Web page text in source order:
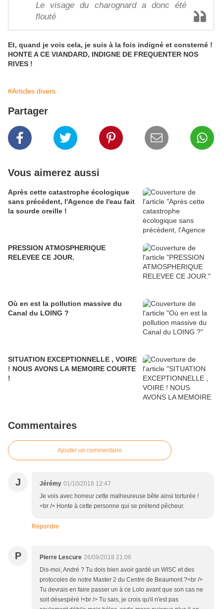
Le visage du charognard a donc été
flouté
Et, quand je vois cela, je suis à la fois indigné et consterné !
HONTE A CE VIANDARD, INDIGNE DE FREQUENTER NOS
RIVES !
#Articles divers
Partager
Vous aimerez aussi
Après cette catastrophe écologique
sans précédent, l'Agence de l'eau fait
la sourde oreille !
PRESSION ATMOSPHERIQUE
RELEVEE CE JOUR.
Où en est la pollution massive du
Canal du LOING ?
SITUATION EXCEPTIONNELLE , VOIRE
! NOUS AVONS LA MEMOIRE COURTE
!
Commentaires
Ajouter un commentaire
J Jérémy 01/10/2018 12:47
Je vois avec horreur cette malheureuse bête ainsi torturée !
<br /> Honte à cette personne qui se prétend pêcheur.
Répondre
P Pierre Lescure 26/09/2018 21:06
Dis-moi, André ? Tu dois bien avoir gardé un WISC et des
protocoles de notre Master 2 du Centre de Beaumont ?<br />
Tu devrais en faire passer un à ce Lolo avant que son cas ne
soit désespéré !<br /> Tu sais, je crois qu'il n'est pas